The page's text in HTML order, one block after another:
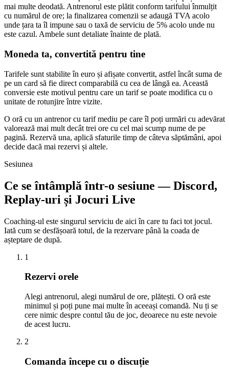
mai multe deodată. Antrenorul este plătit conform tarifului înmulțit
cu numărul de ore; la finalizarea comenzii se adaugă TVA acolo
unde țara ta îl impune sau o taxă de serviciu de 5% acolo unde nu
este cazul. Ambele sunt detaliate înainte de plată.
Moneda ta, convertită pentru tine
Tarifele sunt stabilite în euro și afișate convertit, astfel încât suma de
pe un card să fie direct comparabilă cu cea de lângă ea. Această
conversie este motivul pentru care un tarif se poate modifica cu o
unitate de rotunjire între vizite.
O oră cu un antrenor cu tarif mediu pe care îl poți urmări cu adevărat
valorează mai mult decât trei ore cu cel mai scump nume de pe
pagină. Rezervă una, aplică sfaturile timp de câteva săptămâni, apoi
decide dacă mai rezervi și altele.
Sesiunea
Ce se întâmplă într-o sesiune — Discord,
Replay-uri și Jocuri Live
Coaching-ul este singurul serviciu de aici în care tu faci tot jocul.
Iată cum se desfășoară totul, de la rezervare până la coada de
așteptare de după.
1
Rezervi orele
Alegi antrenorul, alegi numărul de ore, plătești. O oră este
minimul și poți pune mai multe în aceeași comandă. Nu ți se
cere nimic despre contul tău de joc, deoarece nu este nevoie
de acest lucru.
2
Comanda începe cu o discuție